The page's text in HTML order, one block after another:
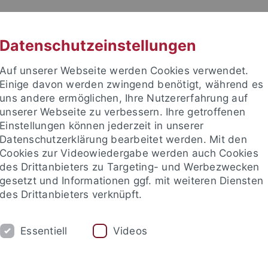
Ethik in den
PUBLIKATIONEN
Jahresrückblicke
Datenschutzeinstellungen
Auf unserer Webseite werden Cookies verwendet.
Einige davon werden zwingend benötigt, während es
uns andere ermöglichen, Ihre Nutzererfahrung auf
unserer Webseite zu verbessern. Ihre getroffenen
Einstellungen können jederzeit in unserer
Datenschutzerklärung bearbeitet werden. Mit den
Cookies zur Videowiedergabe werden auch Cookies
des Drittanbieters zu Targeting- und Werbezwecken
gesetzt und Informationen ggf. mit weiteren Diensten
des Drittanbieters verknüpft.
Essentiell Videos